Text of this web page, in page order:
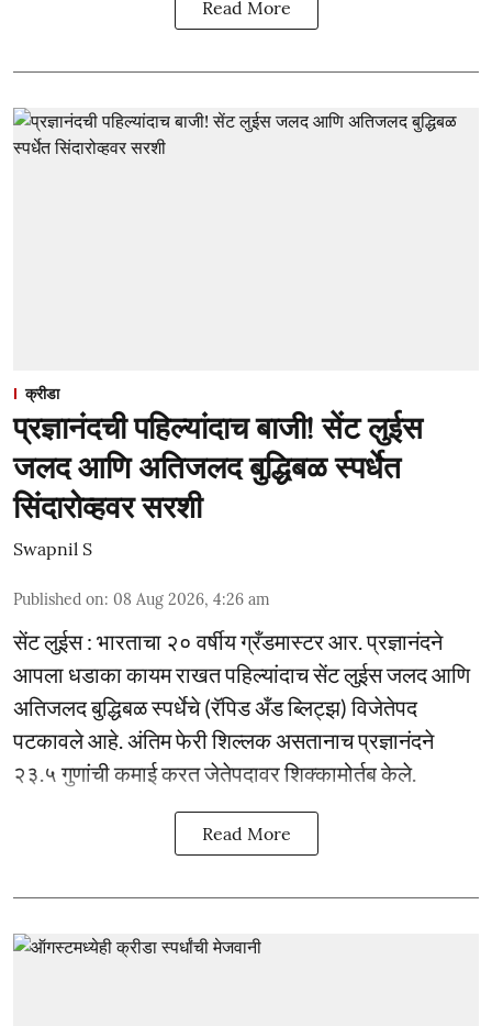
Read More
क्रीडा
प्रज्ञानंदची पहिल्यांदाच बाजी! सेंट लुईस
जलद आणि अतिजलद बुद्धिबळ स्पर्धेत
सिंदारोव्हवर सरशी
Swapnil S
Published on: 08 Aug 2026, 4:26 am
सेंट लुईस : भारताचा २० वर्षीय ग्रँडमास्टर आर. प्रज्ञानंदने
आपला धडाका कायम राखत पहिल्यांदाच सेंट लुईस जलद आणि
अतिजलद बुद्धिबळ स्पर्धेचे (रॅपिड अँड ब्लिट्झ) विजेतेपद
पटकावले आहे. अंतिम फेरी शिल्लक असतानाच प्रज्ञानंदने
२३.५ गुणांची कमाई करत जेतेपदावर शिक्कामोर्तब केले.
Read More